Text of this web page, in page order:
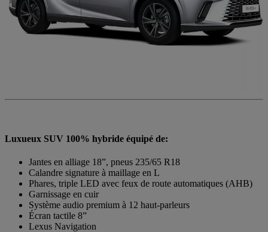
Luxueux SUV 100% hybride équipé de:
Jantes en alliage 18”, pneus 235/65 R18
Calandre signature à maillage en L
Phares, triple LED avec feux de route automatiques (AHB)
Garnissage en cuir
Système audio premium à 12 haut-parleurs
Écran tactile 8”
Lexus Navigation